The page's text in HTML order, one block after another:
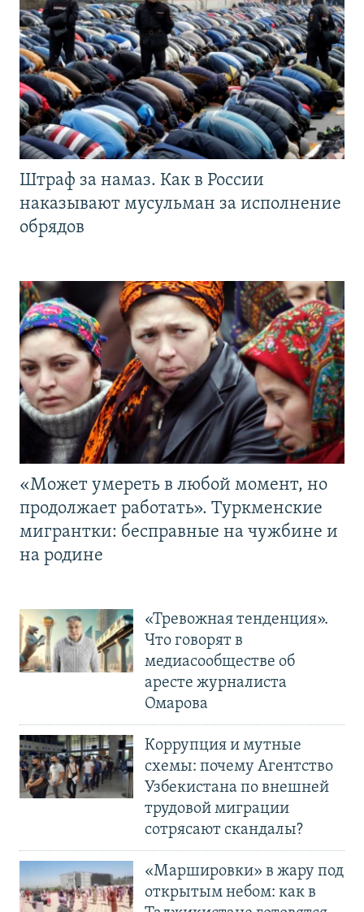
Штраф за намаз. Как в России
наказывают мусульман за исполнение
обрядов
«Может умереть в любой момент, но
продолжает работать». Туркменские
мигрантки: бесправные на чужбине и
на родине
«Тревожная тенденция».
Что говорят в
медиасообществе об
аресте журналиста
Омарова
Коррупция и мутные
схемы: почему Агентство
Узбекистана по внешней
трудовой миграции
сотрясают скандалы?
«Маршировки» в жару под
открытым небом: как в